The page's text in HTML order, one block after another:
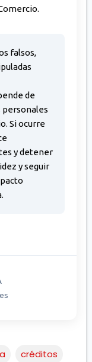
falsos,
de
Si ocurre
y detener
y seguir
créditos